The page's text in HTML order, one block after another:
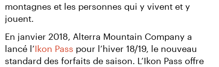
montagnes et les personnes qui y vivent et y
jouent.
En janvier 2018, Alterra Mountain Company a
lancé l’Ikon Pass pour l’hiver 18/19, le nouveau
standard des forfaits de saison. L’Ikon Pass offre